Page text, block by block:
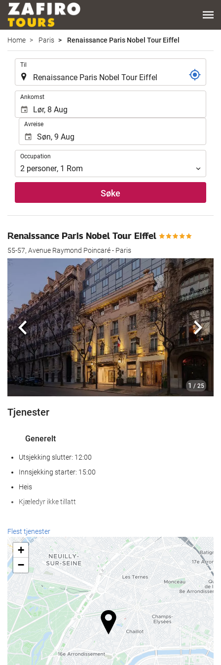
Home Paris Renaissance Paris Nobel Tour Eiffel
Til
Ankomst
Avreise
Occupation
Occupation
2 personer, 1 Rom
Søke
Renaissance Paris Nobel Tour Eiffel
55-57, Avenue Raymond Poincaré - Paris
1 / 25
Forrige
Tjenester
Generelt
Utsjekking slutter: 12:00
Innsjekking starter: 15:00
Heis
Kjæledyr ikke tillatt
Resepsjonstjenester
Døgnåpen resepsjon
Bagasjeoppbevaring
Mat og Drikke
À la carte-restaurant
Forretningsfasiliteter
Flest tjenester
+
−